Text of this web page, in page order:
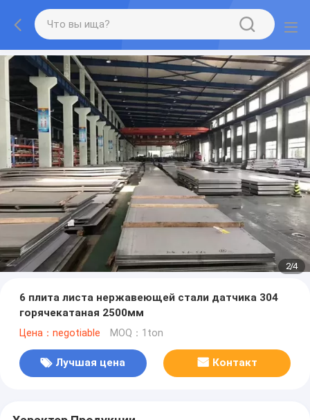
2/4
6 плита листа нержавеющей стали датчика 304
горячекатаная 2500мм
Цена：negotiable MOQ：1ton
Лучшая цена Контакт